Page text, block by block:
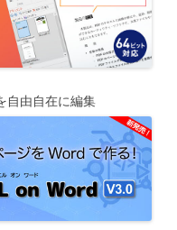
自由自在に編集